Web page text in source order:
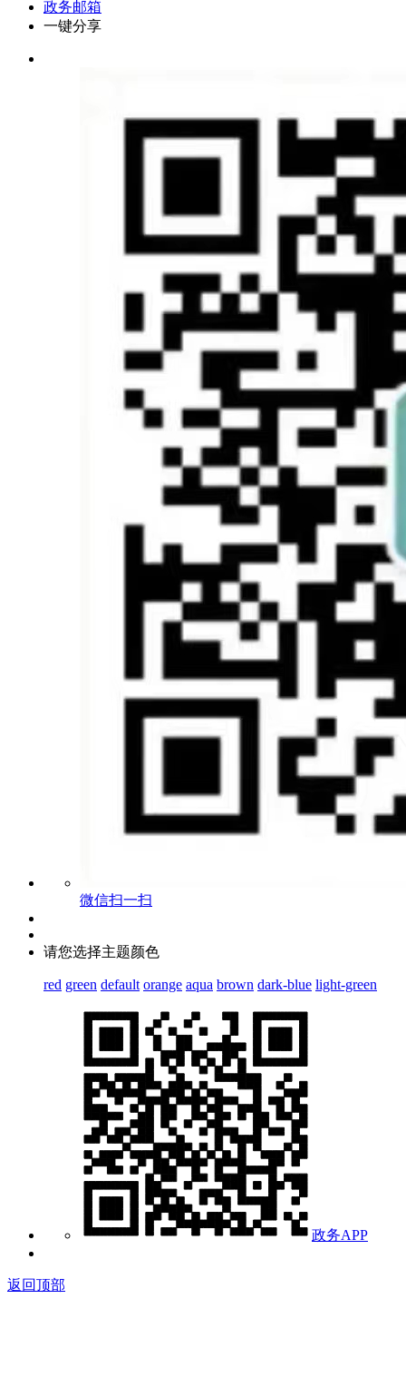
政务邮箱
一键分享
微信扫一扫
请您选择主题颜色
red green default orange aqua brown dark-blue light-green
政务APP
返回顶部